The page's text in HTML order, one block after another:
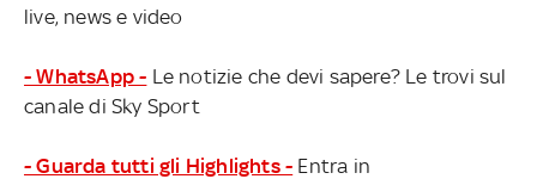
live, news e video
- WhatsApp - Le notizie che devi sapere? Le trovi sul
canale di Sky Sport
- Guarda tutti gli Highlights - Entra in